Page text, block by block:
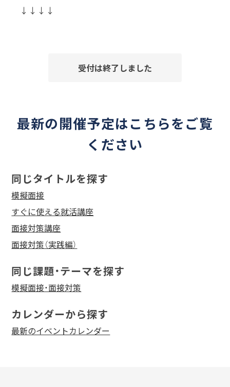
↓↓↓↓
受付は終了しました
最新の開催予定はこちらをご覧
ください
同じタイトルを探す
模擬面接
すぐに使える就活講座
面接対策講座
面接対策（実践編）
同じ課題・テーマを探す
模擬面接・面接対策
カレンダーから探す
最新のイベントカレンダー